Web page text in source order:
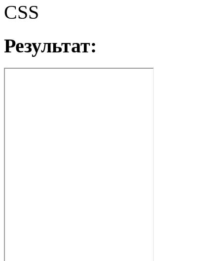
CSS
Результат: